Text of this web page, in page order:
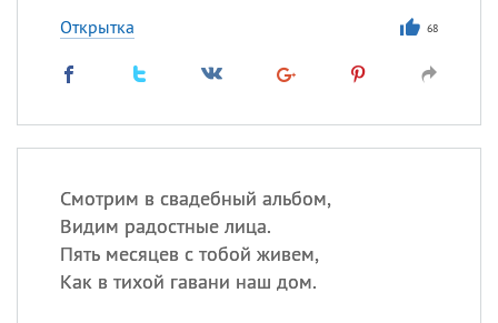
Открытка 68
Смотрим в свадебный альбом,
Видим радостные лица.
Пять месяцев с тобой живем,
Как в тихой гавани наш дом.